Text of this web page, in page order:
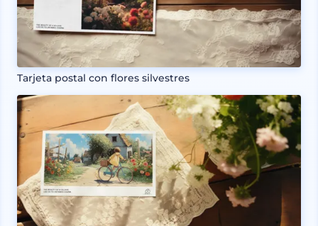
Tarjeta postal con flores silvestres